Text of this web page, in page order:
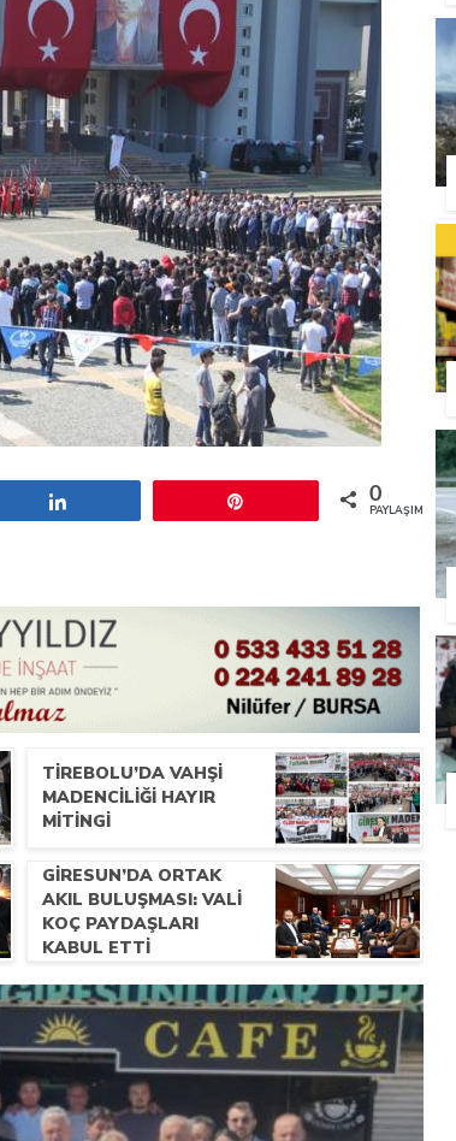
0
PAYLAŞIMLAR
TIREBOLU’DA VAHŞI
MADENCILIĞI HAYIR
MITINGI
GIRESUN’DA ORTAK
AKIL BULUŞMASI: VALI
KOÇ PAYDAŞLARI
KABUL ETTI